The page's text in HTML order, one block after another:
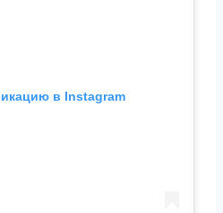
в Instagram